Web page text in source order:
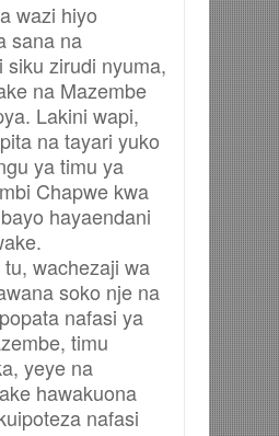
wazi hiyo
sana na
siku zirudi nyuma,
na Mazembe
Lakini wapi,
na tayari yuko
ya timu ya
Chapwe kwa
hayaendani
wachezaji wa
soko nje na
nafasi ya
timu
yeye na
hawakuona
nafasi